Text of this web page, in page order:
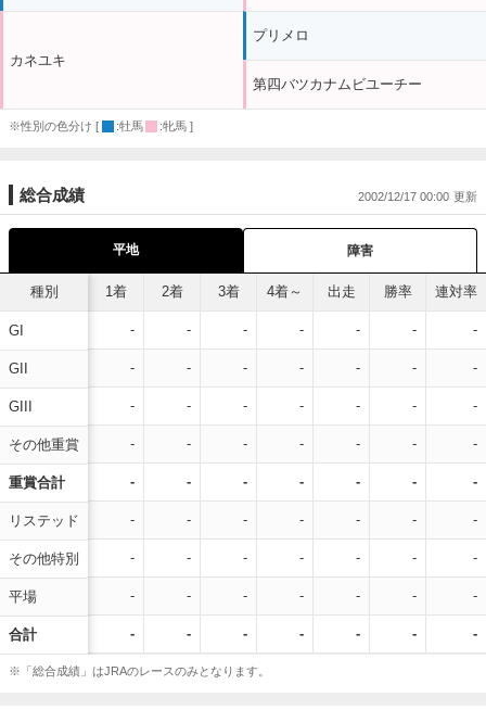
カネユキ
プリメロ
第四バツカナムビユーチー
※性別の色分け [ :牡馬 :牝馬 ]
総合成績 2002/12/17 00:00
平地 障害
種別
GI
GII
GIII
その他重賞
重賞合計
リステッド
その他特別
平場
合計
1着 2着 3着 4着～ 出走 勝率 連対率
- - - - - - -
- - - - - - -
- - - - - - -
- - - - - - -
- - - - - - -
- - - - - - -
- - - - - - -
- - - - - - -
- - - - - - -
※「総合成績」はJRAのレースのみとなります。